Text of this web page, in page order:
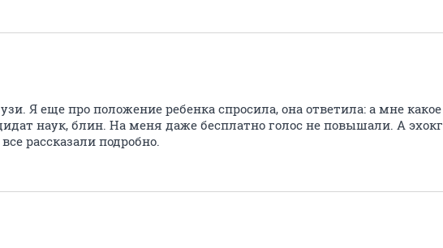
Я еще про положение ребенка спросила, она ответила: а мне какое
наук, блин. На меня даже бесплатно голос не повышали. А эхокг
рассказали подробно.